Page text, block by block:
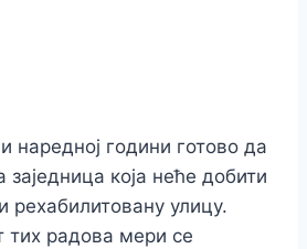
наредној години готово да
заједница која неће добити
рехабилитовану улицу.
тих радова мери се